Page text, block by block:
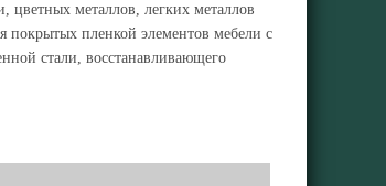
цветных металлов, легких металлов
пленкой элементов мебели с
стали, восстанавливающего